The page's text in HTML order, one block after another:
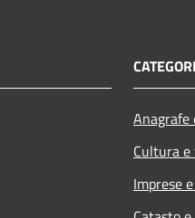
Cultura
Imprese